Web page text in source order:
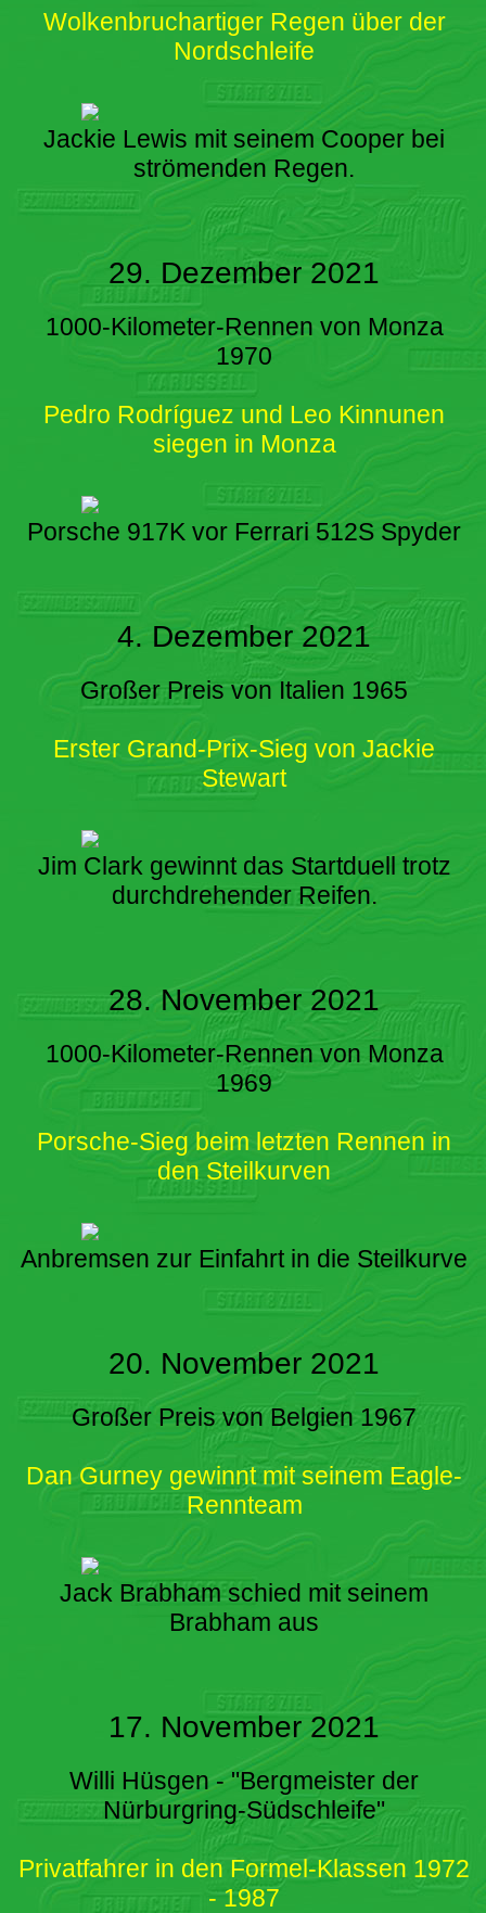
Wolkenbruchartiger Regen über der
Nordschleife
Jackie Lewis mit seinem Cooper bei
strömenden Regen.
29. Dezember 2021
1000-Kilometer-Rennen von Monza
1970
Pedro Rodríguez und Leo Kinnunen
siegen in Monza
Porsche 917K vor Ferrari 512S Spyder
4. Dezember 2021
Großer Preis von Italien 1965
Erster Grand-Prix-Sieg von Jackie
Stewart
Jim Clark gewinnt das Startduell trotz
durchdrehender Reifen.
28. November 2021
1000-Kilometer-Rennen von Monza
1969
Porsche-Sieg beim letzten Rennen in
den Steilkurven
Anbremsen zur Einfahrt in die Steilkurve
20. November 2021
Großer Preis von Belgien 1967
Dan Gurney gewinnt mit seinem Eagle-
Rennteam
Jack Brabham schied mit seinem
Brabham aus
17. November 2021
Willi Hüsgen - "Bergmeister der
Nürburgring-Südschleife"
Privatfahrer in den Formel-Klassen 1972
- 1987